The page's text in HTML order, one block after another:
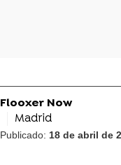
Flooxer Now
Madrid
Publicado: 18 de abril de